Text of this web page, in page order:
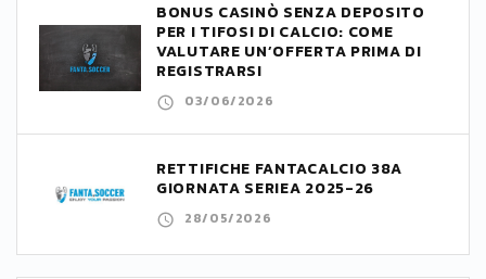
BONUS CASINÒ SENZA DEPOSITO
PER I TIFOSI DI CALCIO: COME
VALUTARE UN’OFFERTA PRIMA DI
REGISTRARSI
03/06/2026
RETTIFICHE FANTACALCIO 38A
GIORNATA SERIEA 2025-26
28/05/2026